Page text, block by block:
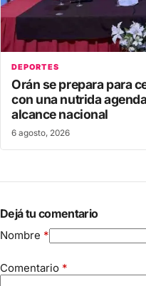
DEPORTES
Orán se prepara para
con una nutrida
alcance nacional
6 agosto, 2026
Dejá tu comentario
Nombre *
Comentario *